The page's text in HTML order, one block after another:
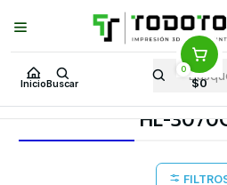
Inicio Buscar
0
$0
Puedes Elegir: Comprar enTienda·
Tienda en24
Inicio Toner y tambor Toner
Equipos BROTHER HL-3070CWL
HL-